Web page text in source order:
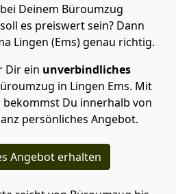
Deinem Büroumzug
es preiswert sein? Dann
Lingen (Ems) genau richtig.
Dir ein unverbindliches
in Lingen Ems. Mit
Du innerhalb von
persönliches Angebot.
Angebot erhalten